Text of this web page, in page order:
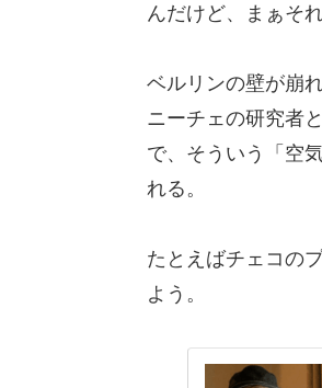
んだけど、まぁそ
ベルリンの壁が崩
ニーチェの研究者
で、そういう「空
れる。
たとえばチェコの
よう。